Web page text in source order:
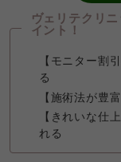
ヴェリテクリ
イント！
【モニター割
る
【施術法が豊
【きれいな仕
れる